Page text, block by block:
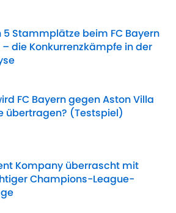
5 Stammplätze beim FC Bayern
– die Konkurrenzkämpfe in der
by on Invalid Date
FC Bayern gegen Aston Villa
übertragen? (Testspiel)
by on Invalid Date
Kompany überrascht mit
Champions-League-
by on Invalid Date